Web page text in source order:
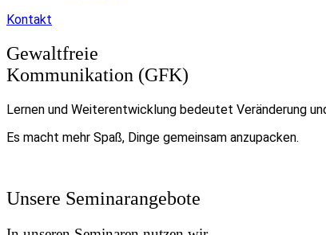
Kontakt
Gewaltfreie
Kommunikation (GFK)
Lernen und Weiterentwicklung bedeutet Veränderung
Es macht mehr Spaß, Dinge gemeinsam anzupacken.
Unsere Seminarangebote